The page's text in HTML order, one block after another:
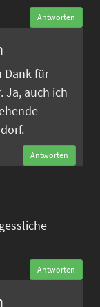
Antworten
Dank für
Ja, auch ich
Antworten
Antworten